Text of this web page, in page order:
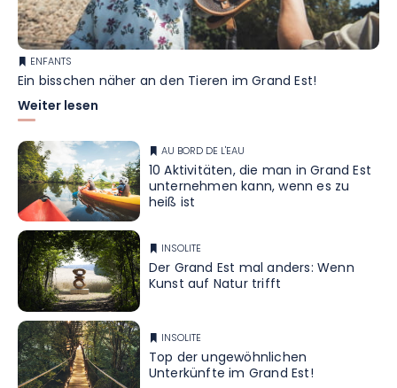
ENFANTS
Ein bisschen näher an den Tieren im Grand Est!
Weiter lesen
AU BORD DE L'EAU
10 Aktivitäten, die man in Grand Est
unternehmen kann, wenn es zu
heiß ist
INSOLITE
Der Grand Est mal anders: Wenn
Kunst auf Natur trifft
INSOLITE
Top der ungewöhnlichen
Unterkünfte im Grand Est!